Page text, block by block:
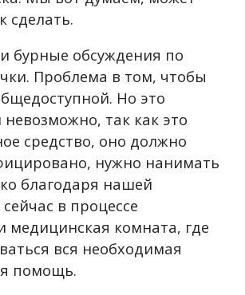
сделать.
бурные обсуждения по
Проблема в том, чтобы
Но это
так как это
средство, оно должно
нужно нанимать
благодаря нашей
в процессе
медицинская комната, где
вся необходимая
помощь.